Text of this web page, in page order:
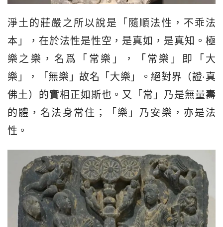
淨土的莊嚴之所以說是「隨順法性，不乖法
本」，在於法性是性空，是真如，是真知。極
樂之樂，名爲「常樂」，「常樂」即「大
樂」，「無樂」故名「大樂」。絕對界（證·真
佛土）的實相正如斯也。又「常」乃是無量壽
的體，名法身常住；「樂」乃安樂，亦是法
性。